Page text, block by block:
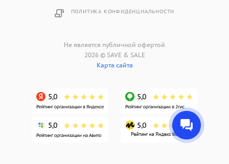
ПОЛИТИКА КОНФИДЕНЦИАЛЬНОСТИ
Не является публичной офертой
2026 © SAVE & SALE
Карта сайта